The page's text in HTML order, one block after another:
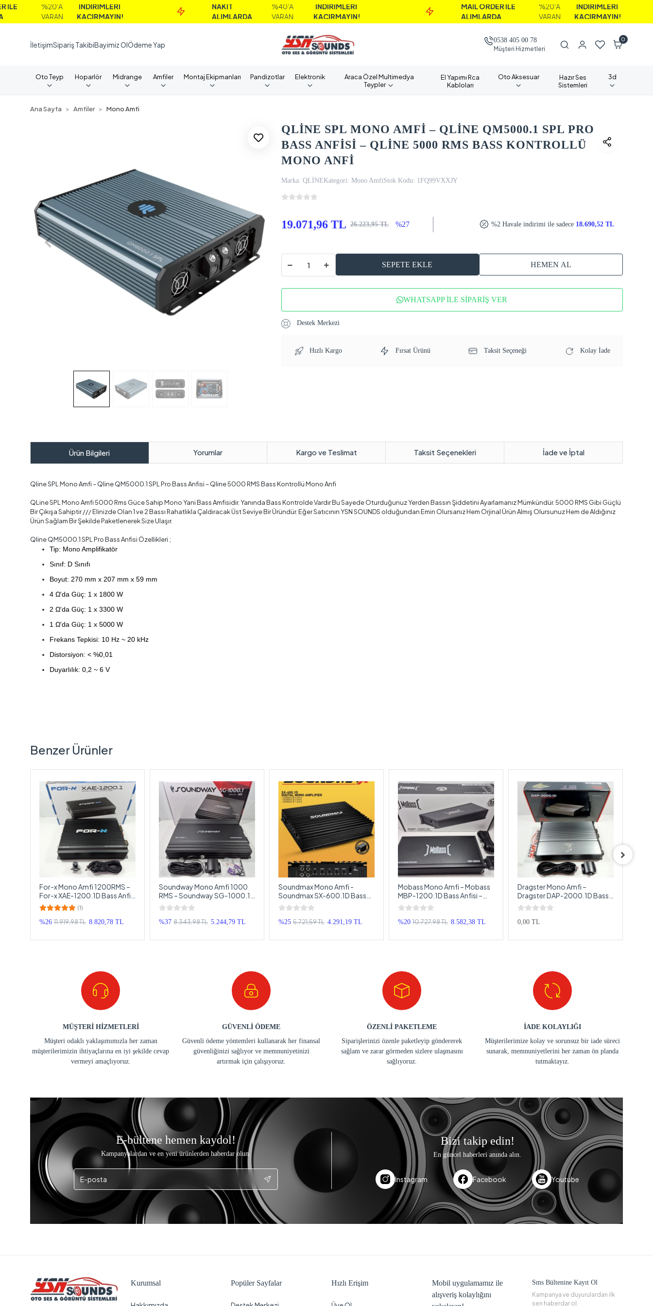
%20'A
İNDİRİMLERİ
KAÇIRMAYIN!
NAKİT
ALIMLARDA
VARAN
İNDİRİMLERİ
KAÇIRMAYIN!
MAİL ORDER İLE
ALIMLARDA
%20'A
İNDİRİMLERİ
KAÇIRMAYIN!
İletişimSipariş TakibiBayimiz OlÖdeme Yap
0538 405 00 78
Müşteri Hizmetleri
0
Oto Teyp Hoparlör Midrange Amfiler Montaj Ekipmanları Pandizotlar Elektronik
Araca Özel Multimedya
Teypler
El Yapımı Rca
Kabloları
Oto Aksesuar
Hazır Ses
Sistemleri
3d
Ana Sayfa Amfiler Mono Amfi
QLİNE SPL MONO AMFİ – QLİNE QM5000.1 SPL PRO
BASS ANFİSİ – QLİNE 5000 RMS BASS KONTROLLÜ
MONO ANFİ
Marka: QLİNEKategori: Mono AmfiStok Kodu: 1FQ99VXXJY
19.071,96 TL 26.223,95 TL %27 %2 Havale indirimi ile sadece 18.690,52 TL
SEPETE EKLE HEMEN AL
WHATSAPP İLE SİPARİŞ VER
Destek Merkezi
Hızlı Kargo Fırsat Ürünü Taksit Seçeneği Kolay İade
Ürün Bilgileri Yorumlar Kargo ve Teslimat Taksit Seçenekleri İade ve İptal
Qline SPL Mono Amfi – Qline QM5000.1 SPL Pro Bass Anfisi – Qline 5000 RMS Bass Kontrollü Mono Anfi
QLine SPL Mono Amfi 5000 Rms Güce Sahip Mono Yani Bass Amfisidir. Yanında Bass Kontrolde Vardır Bu Sayede Oturduğunuz Yerden Bassın Şiddetini Ayarlamanız Mümkündür. 5000 RMS Gibi Güçlü
Bir Çıkışa Sahiptir /// Elinizde Olan 1 ve 2 Bassı Rahatlıkla Çaldıracak Üst Seviye Bir Üründür. Eğer Satıcının YSN SOUNDS olduğundan Emin Olursanız Hem Orjinal Ürün Almış Olursunuz Hem de Aldığınız
Ürün Sağlam Bir Şekilde Paketlenerek Size Ulaşır.
Qline QM5000.1 SPL Pro Bass Anfisi Özellikleri ;
Tip: Mono Amplifikatör
Sınıf: D Sınıfı
Boyut: 270 mm x 207 mm x 59 mm
4 Ω'da Güç: 1 x 1800 W
2 Ω'da Güç: 1 x 3300 W
1 Ω'da Güç: 1 x 5000 W
Frekans Tepkisi: 10 Hz ~ 20 kHz
Distorsiyon: < %0,01
Duyarlılık: 0,2 ~ 6 V
Benzer Ürünler
For-x Mono Amfi 1200RMS –
For-x XAE-1200.1D Bass Anfisi
– Bass Kontrollü Mono Anfi
(1)
%26 11.919,98 TL 8.820,78 TL
Soundway Mono Amfi 1000
RMS – Soundway SG-1000.1
Bass Anfisi – Bass Kontrollü
Mono Anfi
%37 8.343,98 TL 5.244,79 TL
Soundmax Mono Amfi -
Soundmax SX-600.1D Bass
Anfisi - 600RMS
%25 5.721,59 TL 4.291,19 TL
Mobass Mono Amfi – Mobass
MBP-1200.1D Bass Anfisi –
Bass Kontrollü Mono Anfi
%20 10.727,98 TL 8.582,38 TL
Dragster Mono Amfi –
Dragster DAP-2000.1D Bass
Anfisi – 2000RMS
0,00 TL
MÜŞTERİ HİZMETLERİ
Müşteri odaklı yaklaşımımızla her zaman
müşterilerimizin ihtiyaçlarına en iyi şekilde cevap
vermeyi amaçlıyoruz.
GÜVENLİ ÖDEME
Güvenli ödeme yöntemleri kullanarak her finansal
güvenliğinizi sağlıyor ve memnuniyetinizi
artırmak için çalışıyoruz.
ÖZENLİ PAKETLEME
Siparişlerinizi özenle paketleyip göndererek
sağlam ve zarar görmeden sizlere ulaşmasını
sağlıyoruz.
İADE KOLAYLIĞI
Müşterilerimize kolay ve sorunsuz bir iade süreci
sunarak, memnuniyetlerini her zaman ön planda
tutmaktayız.
E-bültene hemen kaydol!
Kampanyalardan ve en yeni ürünlerden haberdar olun.
Bizi takip edin!
En güncel haberleri anında alın.
Instagram Facebook Youtube
Kurumsal Popüler Sayfalar Hızlı Erişim
Mobil uygulamamız ile
alışveriş kolaylığını
Sms Bültenine Kayıt Ol
Kampanya ve duyurulardan ilk
sen haberdar ol.